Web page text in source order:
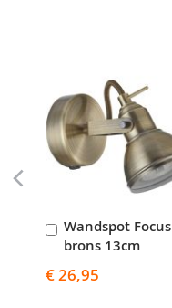
Wandspot Focus
brons 13cm
€ 26,95
In
Winkelwagen